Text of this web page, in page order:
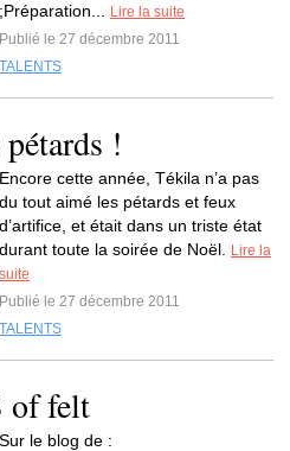
;Préparation...
Lire la suite
Publié le 27 décembre 2011
TALENTS
!
Encore cette année, Tékila n’a pas
du tout aimé les pétards et feux
d’artifice, et était dans un triste état
durant toute la soirée de Noël.
Lire la
suite
Publié le 27 décembre 2011
TALENTS
of felt
Sur le blog de :